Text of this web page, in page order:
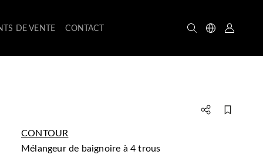
DE VENTE CONTACT
CONTOUR
mélangeur de baignoire à 4 trous